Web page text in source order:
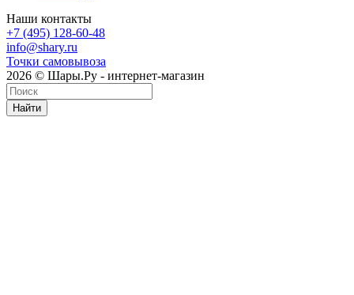
Наши контакты
+7 (495) 128-60-48
info@shary.ru
Точки самовывоза
2026 © Шары.Ру - интернет-магазин
Найти